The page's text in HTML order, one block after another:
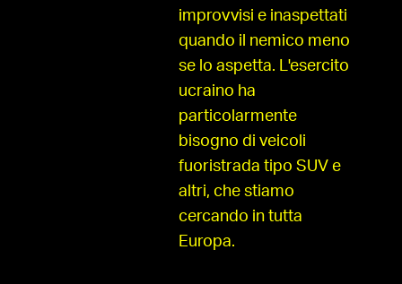
improvvisi e inaspettati
quando il nemico meno
se lo aspetta. L'esercito
ucraino ha
particolarmente
bisogno di veicoli
fuoristrada tipo SUV e
altri, che stiamo
cercando in tutta
Europa.